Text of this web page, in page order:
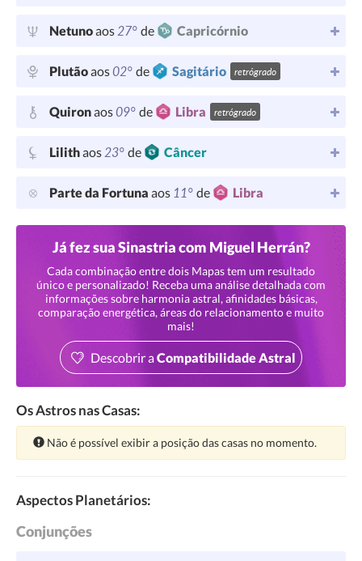
Netunoaos27° de Capricórnio
Plutãoaos02° de Sagitário retrógrado
Quironaos09° de Libra retrógrado
Lilithaos23° de Câncer
Parte da Fortuna aos 11° de Libra
Já fez sua Sinastria com Miguel Herrán?
Cada combinação entre dois Mapas tem um resultado
único e personalizado! Receba uma análise detalhada com
informações sobre harmonia astral, afinidades básicas,
comparação energética, áreas do relacionamento e muito
mais!
Descobrir aCompatibilidade Astral
Os Astros nas Casas:
Atenção:
Não é possível exibir a posição das casas no momento.
Aspectos Planetários:
Conjunções